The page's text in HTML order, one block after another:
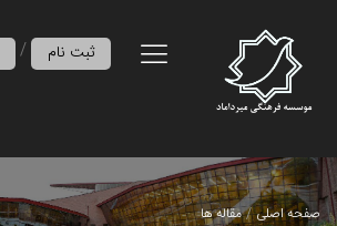
/ ثبت نام
صفحه اصلی مقاله ها